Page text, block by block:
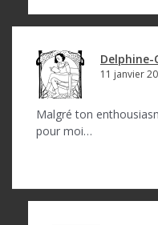
Delphine-
11 janvier
Malgré ton
pour moi…